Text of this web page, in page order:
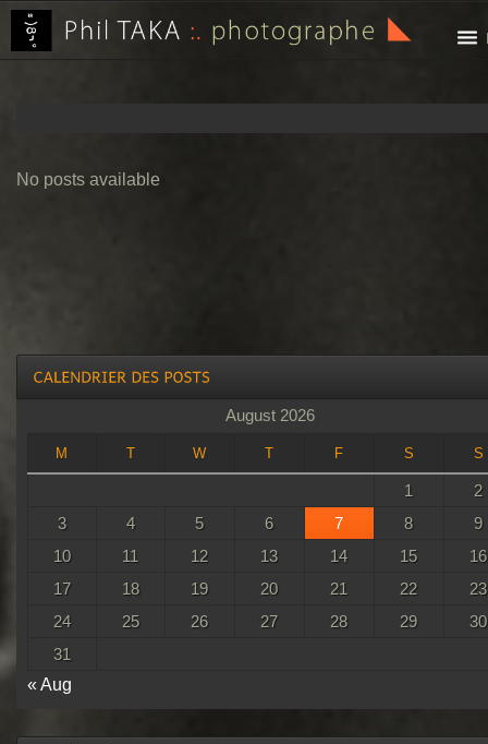
No posts available
August 2026
M T W T F S S
1
2
3
4 5 6 7 8
9
10
11 12 13 14 15
16
17
18 19 20 21 22
23
24
25 26 27 28 29
30
31
« Aug